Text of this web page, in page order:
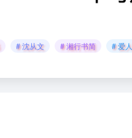
# 沈从文 # 湘行书简 # 爱人